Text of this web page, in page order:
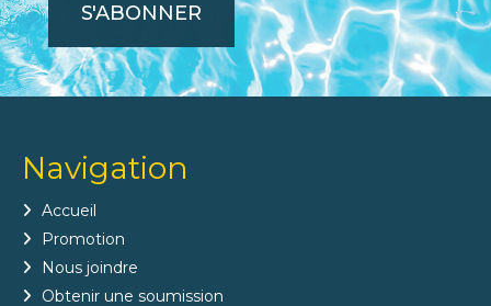
S'ABONNER
Navigation
Accueil
Promotion
Nous joindre
Obtenir une soumission